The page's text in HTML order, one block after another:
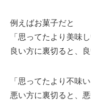
例えばお菓子だと
「思ってたより美味
良い方に裏切ると、
「思ってたより不味い
悪い方に裏切ると、